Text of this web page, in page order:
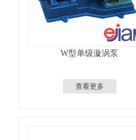
W型单级漩涡泵
查看更多